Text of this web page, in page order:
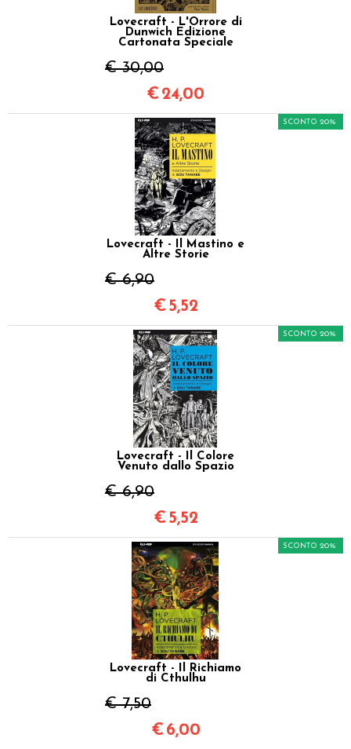
Lovecraft - L'Orrore di
Dunwich Edizione
Cartonata Speciale
€ 30,00
€ 24,00
Lovecraft - Il Mastino e
Altre Storie
€ 6,90
SCONTO 20%
€ 5,52
Lovecraft - Il Colore
Venuto dallo Spazio
€ 6,90
SCONTO 20%
€ 5,52
Lovecraft - Il Richiamo
di Cthulhu
€ 7,50
SCONTO 20%
€ 6,00